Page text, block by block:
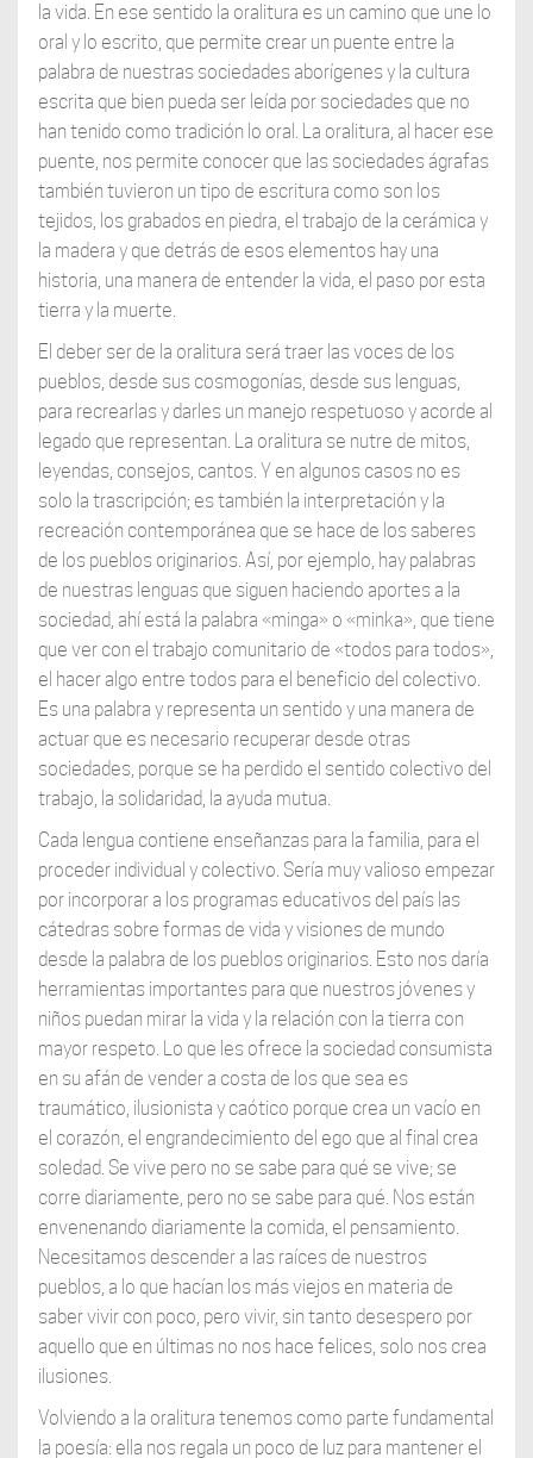
la vida. En ese sentido la oralitura es un camino que une lo
oral y lo escrito, que permite crear un puente entre la
palabra de nuestras sociedades aborígenes y la cultura
escrita que bien pueda ser leída por sociedades que no
han tenido como tradición lo oral. La oralitura, al hacer ese
puente, nos permite conocer que las sociedades ágrafas
también tuvieron un tipo de escritura como son los
tejidos, los grabados en piedra, el trabajo de la cerámica y
la madera y que detrás de esos elementos hay una
historia, una manera de entender la vida, el paso por esta
tierra y la muerte.
El deber ser de la oralitura será traer las voces de los
pueblos, desde sus cosmogonías, desde sus lenguas,
para recrearlas y darles un manejo respetuoso y acorde al
legado que representan. La oralitura se nutre de mitos,
leyendas, consejos, cantos. Y en algunos casos no es
solo la trascripción; es también la interpretación y la
recreación contemporánea que se hace de los saberes
de los pueblos originarios. Así, por ejemplo, hay palabras
de nuestras lenguas que siguen haciendo aportes a la
sociedad, ahí está la palabra «minga» o «minka», que tiene
que ver con el trabajo comunitario de «todos para todos»,
el hacer algo entre todos para el beneficio del colectivo.
Es una palabra y representa un sentido y una manera de
actuar que es necesario recuperar desde otras
sociedades, porque se ha perdido el sentido colectivo del
trabajo, la solidaridad, la ayuda mutua.
Cada lengua contiene enseñanzas para la familia, para el
proceder individual y colectivo. Sería muy valioso empezar
por incorporar a los programas educativos del país las
cátedras sobre formas de vida y visiones de mundo
desde la palabra de los pueblos originarios. Esto nos daría
herramientas importantes para que nuestros jóvenes y
niños puedan mirar la vida y la relación con la tierra con
mayor respeto. Lo que les ofrece la sociedad consumista
en su afán de vender a costa de los que sea es
traumático, ilusionista y caótico porque crea un vacío en
el corazón, el engrandecimiento del ego que al final crea
soledad. Se vive pero no se sabe para qué se vive; se
corre diariamente, pero no se sabe para qué. Nos están
envenenando diariamente la comida, el pensamiento.
Necesitamos descender a las raíces de nuestros
pueblos, a lo que hacían los más viejos en materia de
saber vivir con poco, pero vivir, sin tanto desespero por
aquello que en últimas no nos hace felices, solo nos crea
ilusiones.
Volviendo a la oralitura tenemos como parte fundamental
la poesía: ella nos regala un poco de luz para mantener el